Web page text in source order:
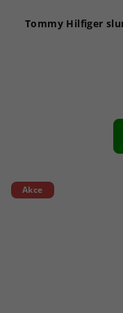
Tommy Hilfiger
Akce